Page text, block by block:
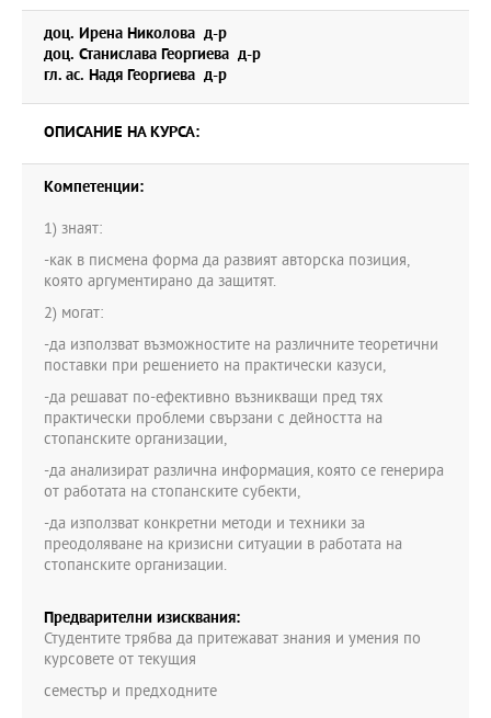
доц. Ирена Николова д-р
доц. Станислава Георгиева д-р
гл. ас. Надя Георгиева д-р
ОПИСАНИЕ НА КУРСА:
Компетенции:
1) знаят:
-как в писмена форма да развият авторска позиция,
която аргументирано да защитят.
2) могат:
-да използват възможностите на различните теоретични
поставки при решението на практически казуси,
-да решават по-ефективно възникващи пред тях
практически проблеми свързани с дейността на
стопанските организации,
-да анализират различна информация, която се генерира
от работата на стопанските субекти,
-да използват конкретни методи и техники за
преодоляване на кризисни ситуации в работата на
стопанските организации.
Предварителни изисквания:
Студентите трябва да притежават знания и умения по
курсовете от текущия
семестър и предходните